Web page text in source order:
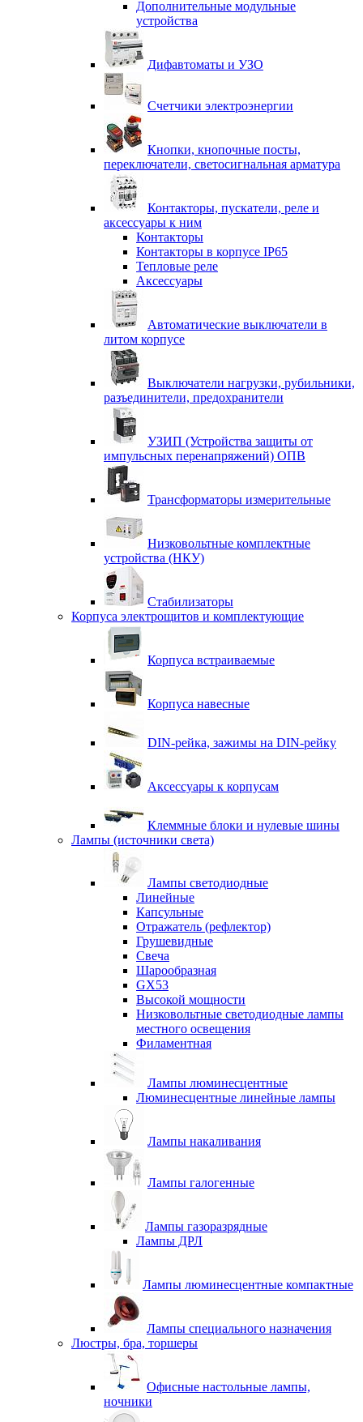
Дополнительные модульные
устройства
Дифавтоматы и УЗО
Счетчики электроэнергии
Кнопки, кнопочные посты,
переключатели, светосигнальная арматура
Контакторы, пускатели, реле и
аксессуары к ним
Контакторы
Контакторы в корпусе IP65
Тепловые реле
Аксессуары
Автоматические выключатели в
литом корпусе
Выключатели нагрузки, рубильники,
разъединители, предохранители
УЗИП (Устройства защиты от
импульсных перенапряжений) ОПВ
Трансформаторы измерительные
Низковольтные комплектные
устройства (НКУ)
Стабилизаторы
Корпуса электрощитов и комплектующие
Корпуса встраиваемые
Корпуса навесные
DIN-рейка, зажимы на DIN-рейку
Аксессуары к корпусам
Клеммные блоки и нулевые шины
Лампы (источники света)
Лампы светодиодные
Линейные
Капсульные
Отражатель (рефлектор)
Грушевидные
Свеча
Шарообразная
GX53
Высокой мощности
Низковольтные светодиодные лампы
местного освещения
Филаментная
Лампы люминесцентные
Люминесцентные линейные лампы
Лампы накаливания
Лампы галогенные
Лампы газоразрядные
Лампы ДРЛ
Лампы люминесцентные компактные
Лампы специального назначения
Люстры, бра, торшеры
Офисные настольные лампы,
ночники